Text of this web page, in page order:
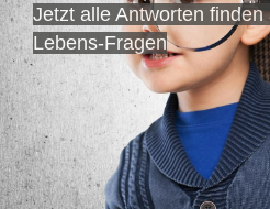
Jetzt alle Antworten
Lebens-Fragen